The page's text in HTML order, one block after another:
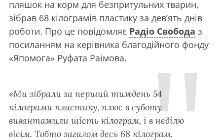
пляшок на корм для безпритульних тварин,
зібрав 68 кілограмів пластику за дев’ять днів
роботи. Про це повідомляє Радіо Свобода з
посиланням на керівника благодійного фонду
«Япомога» Руфата Раімова.
«Ми зібрали за перший тиждень 54
кілограми пластику, плюс в суботу
вивантажили шість кілограм, і в неділю
вісім. Тобто загалом десь 68 кілограм.